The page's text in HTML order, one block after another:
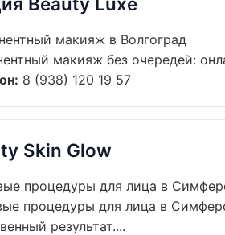
макияж в Волгоград
макияж без очередей:
8 (938) 120 19 57
Skin Glow
процедуры для лица в
процедуры для лица в
результат....